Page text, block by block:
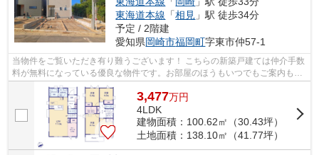
東海道本線 「相見 」駅 徒歩34分
予定 / 2階建
愛知県岡崎市福岡町字東市仲57-1
当物件をご覧いただき有り難うございます！ こちらの新築戸建ては仲介手数
料が無料になっている優良な物件です。お部屋のほうもいつでもご案内もさ
せて頂きますのでお気軽にお問合せ下...
3,477万円
4LDK
建物面積：100.62㎡（30.43坪）
土地面積：138.10㎡（41.77坪）